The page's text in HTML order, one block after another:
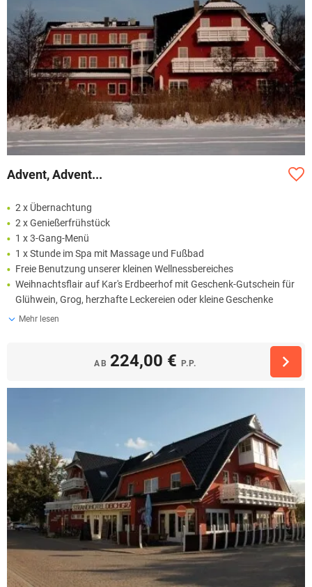
Advent, Advent...
2 x Übernachtung
2 x Genießerfrühstück
1 x 3-Gang-Menü
1 x Stunde im Spa mit Massage und Fußbad
Freie Benutzung unserer kleinen Wellnessbereiches
Weihnachtsflair auf Kar's Erdbeerhof mit Geschenk-Gutschein für
Glühwein, Grog, herzhafte Leckereien oder kleine Geschenke
Mehr lesen
AB 224,00 € P.P.